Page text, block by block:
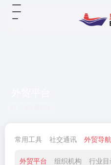
常用工具 社交通讯 外贸导航
外贸平台 组织机构 行业目